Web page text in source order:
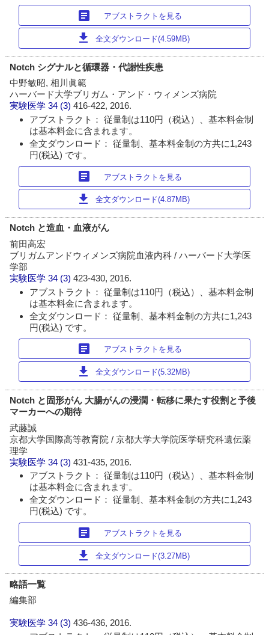
article アブストラクトを見る
download 全文ダウンロード(4.59MB)
Notch シグナルと循環器・代謝性疾患
中野敏昭, 相川眞範
ハーバード大学ブリガム・アンド・ウィメンズ病院
実験医学 34 (3)416-422, 2016.
アブストラクト： 従量制は110円（税込）、基本料金制
は基本料金に含まれます。
全文ダウンロード： 従量制、基本料金制の方共に1,243
円(税込) です。
article アブストラクトを見る
download 全文ダウンロード(4.87MB)
Notch と造血・血液がん
前田高宏
ブリガムアンドウィメンズ病院血液内科 / ハーバード大学医
学部
実験医学 34 (3)423-430, 2016.
アブストラクト： 従量制は110円（税込）、基本料金制
は基本料金に含まれます。
全文ダウンロード： 従量制、基本料金制の方共に1,243
円(税込) です。
article アブストラクトを見る
download 全文ダウンロード(5.32MB)
Notch と固形がん 大腸がんの浸潤・転移に果たす役割と予後
マーカーへの期待
武藤誠
京都大学国際高等教育院 / 京都大学大学院医学研究科遺伝薬
理学
実験医学 34 (3)431-435, 2016.
アブストラクト： 従量制は110円（税込）、基本料金制
は基本料金に含まれます。
全文ダウンロード： 従量制、基本料金制の方共に1,243
円(税込) です。
article アブストラクトを見る
download 全文ダウンロード(3.27MB)
略語一覧
編集部
実験医学 34 (3)436-436, 2016.